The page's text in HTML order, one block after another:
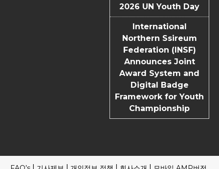
2026 UN Youth Day
International
Northern Ssireum
Federation (INSF)
Announces Joint
Award System and
Digital Badge
Framework for Youth
Championship